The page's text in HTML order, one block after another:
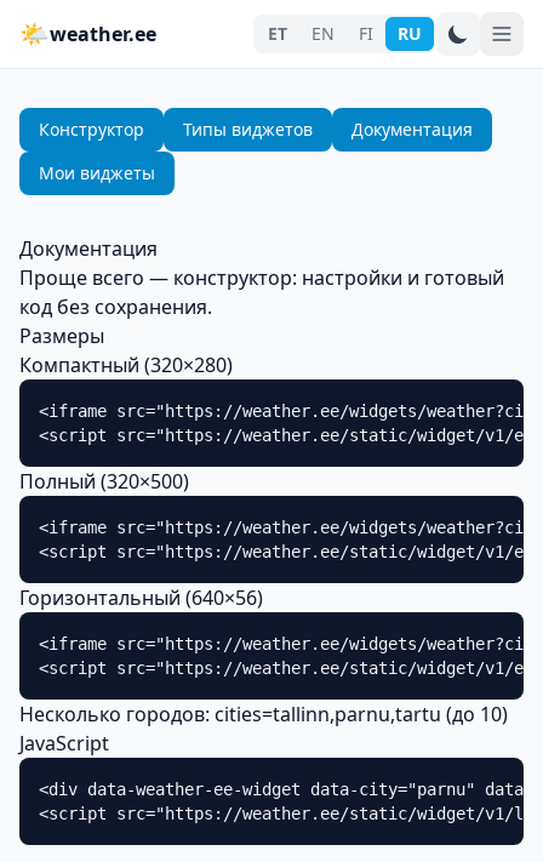
🌤weather.ee ET EN FI RU
Конструктор Типы виджетов
Документация
Мои виджеты
Документация
Проще всего — конструктор: настройки и готовый
код без сохранения.
Размеры
Компактный (320×280)
<iframe src="https://weather.ee/widgets/
<script src="https://weather.ee/static/widget/v1/
Полный (320×500)
<iframe src="https://weather.ee/widgets/
<script src="https://weather.ee/static/widget/v1/
Горизонтальный (640×56)
<iframe src="https://weather.ee/widgets/
<script src="https://weather.ee/static/widget/v1/
Несколько городов: cities=tallinn,parnu,tartu (до 10)
JavaScript
<div data-weather-ee-widget data-city="parnu" data-
<script src="https://weather.ee/static/widget/v1/